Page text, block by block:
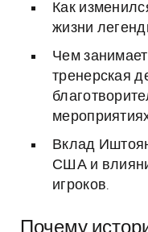
Как
жизни
Чем
тренерская
Вклад
США и
игроков.
Почему